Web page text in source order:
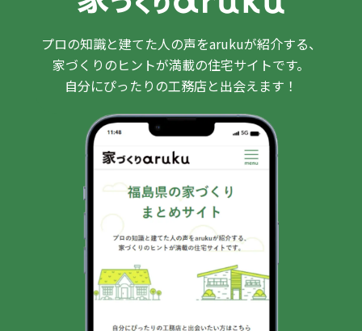
プロの知識と建てた人の声をarukuが紹介する、
家づくりのヒントが満載の住宅サイトです。
自分にぴったりの工務店と出会えます！